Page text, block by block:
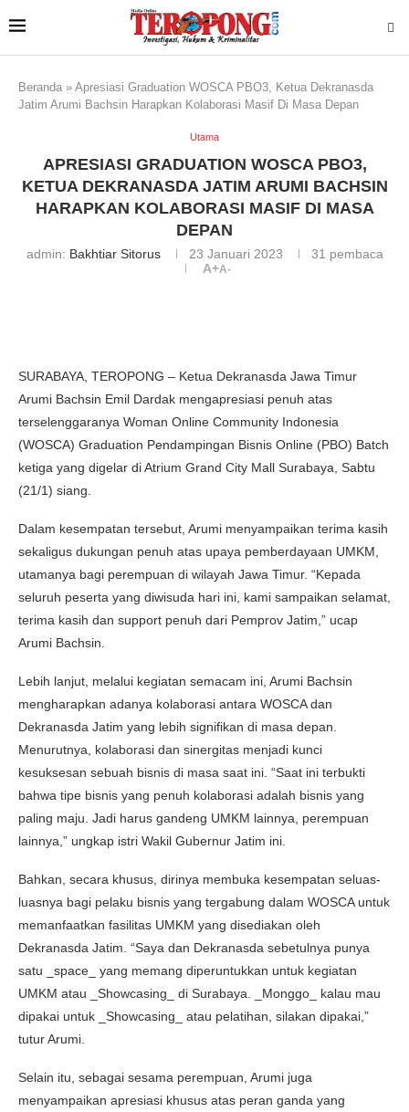
Beranda » Apresiasi Graduation WOSCA PBO3, Ketua Dekranasda
Jatim Arumi Bachsin Harapkan Kolaborasi Masif Di Masa Depan
Utama
APRESIASI GRADUATION WOSCA PBO3,
KETUA DEKRANASDA JATIM ARUMI BACHSIN
HARAPKAN KOLABORASI MASIF DI MASA
DEPAN
admin: Bakhtiar Sitorus 23 Januari 2023 31 pembaca
A+A-
SURABAYA, TEROPONG – Ketua Dekranasda Jawa Timur
Arumi Bachsin Emil Dardak mengapresiasi penuh atas
terselenggaranya Woman Online Community Indonesia
(WOSCA) Graduation Pendampingan Bisnis Online (PBO) Batch
ketiga yang digelar di Atrium Grand City Mall Surabaya, Sabtu
(21/1) siang.
Dalam kesempatan tersebut, Arumi menyampaikan terima kasih
sekaligus dukungan penuh atas upaya pemberdayaan UMKM,
utamanya bagi perempuan di wilayah Jawa Timur. “Kepada
seluruh peserta yang diwisuda hari ini, kami sampaikan selamat,
terima kasih dan support penuh dari Pemprov Jatim,” ucap
Arumi Bachsin.
Lebih lanjut, melalui kegiatan semacam ini, Arumi Bachsin
mengharapkan adanya kolaborasi antara WOSCA dan
Dekranasda Jatim yang lebih signifikan di masa depan.
Menurutnya, kolaborasi dan sinergitas menjadi kunci
kesuksesan sebuah bisnis di masa saat ini. “Saat ini terbukti
bahwa tipe bisnis yang penuh kolaborasi adalah bisnis yang
paling maju. Jadi harus gandeng UMKM lainnya, perempuan
lainnya,” ungkap istri Wakil Gubernur Jatim ini.
Bahkan, secara khusus, dirinya membuka kesempatan seluas-
luasnya bagi pelaku bisnis yang tergabung dalam WOSCA untuk
memanfaatkan fasilitas UMKM yang disediakan oleh
Dekranasda Jatim. “Saya dan Dekranasda sebetulnya punya
satu _space_ yang memang diperuntukkan untuk kegiatan
UMKM atau _Showcasing_ di Surabaya. _Monggo_ kalau mau
dipakai untuk _Showcasing_ atau pelatihan, silakan dipakai,”
tutur Arumi.
Selain itu, sebagai sesama perempuan, Arumi juga
menyampaikan apresiasi khusus atas peran ganda yang